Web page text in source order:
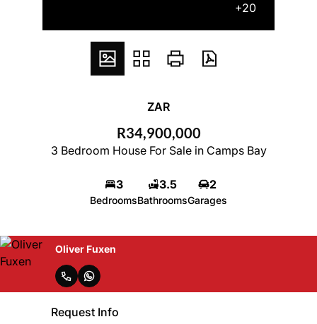
+20
ZAR
R34,900,000
3 Bedroom House For Sale in Camps Bay
3
Bedrooms
3.5
Bathrooms
2
Garages
Oliver Fuxen
Request Info